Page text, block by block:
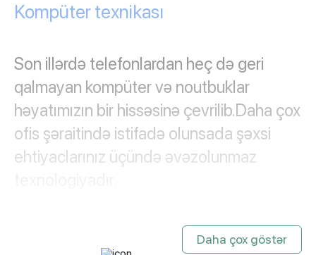
Kompüter texnikası
Son illərdə telefonlardan heç də geri
qalmayan kompüter və noutbuklar
həyatımızın bir hissəsinə çevrilib.Daha çox
ofis şəraitində istifadə olunsada şəxsi
ehtiyaclarınız üçündə əvəzolunmaz
peşəkar həm də operativ,dəqiq olması
Daha çox göstər